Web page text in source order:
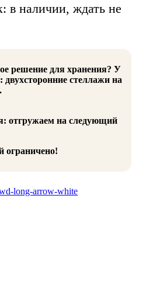
в наличии, ждать не
решение для хранения? У
двухсторонние стеллажи на
отгружаем на следующий
ограничено!